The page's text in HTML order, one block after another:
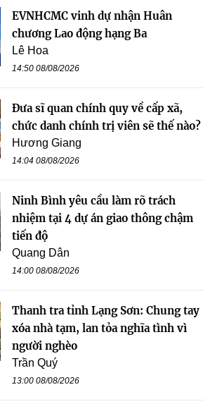
EVNHCMC vinh dự nhận Huân
chương Lao động hạng Ba
Lê Hoa
14:50 08/08/2026
Đưa sĩ quan chính quy về cấp xã,
chức danh chính trị viên sẽ thế nào?
Hương Giang
14:04 08/08/2026
Ninh Bình yêu cầu làm rõ trách
nhiệm tại 4 dự án giao thông chậm
tiến độ
Quang Dân
14:00 08/08/2026
Thanh tra tỉnh Lạng Sơn: Chung tay
xóa nhà tạm, lan tỏa nghĩa tình vì
người nghèo
Trần Quý
13:00 08/08/2026